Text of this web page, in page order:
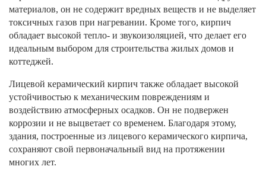
материалов, он не содержит вредных веществ и не выделяет
токсичных газов при нагревании. Кроме того, кирпич
обладает высокой тепло- и звукоизоляцией, что делает его
идеальным выбором для строительства жилых домов и
коттеджей.
Лицевой керамический кирпич также обладает высокой
устойчивостью к механическим повреждениям и
воздействию атмосферных осадков. Он не подвержен
коррозии и не выцветает со временем. Благодаря этому,
здания, построенные из лицевого керамического кирпича,
сохраняют свой первоначальный вид на протяжении
многих лет.